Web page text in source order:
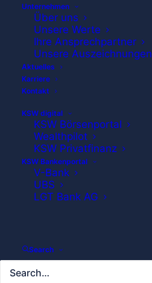
Unternehmen
Über uns
Unsere Werte
Ihre Ansprechpartner
Unsere Auszeichnungen
Aktuelles
Karriere
Kontakt
KSW digital
KSW Börsenportal
Wealthpilot
KSW Privatfinanz
KSW Bankenportal
V-Bank
UBS
LGT Bank AG
Search